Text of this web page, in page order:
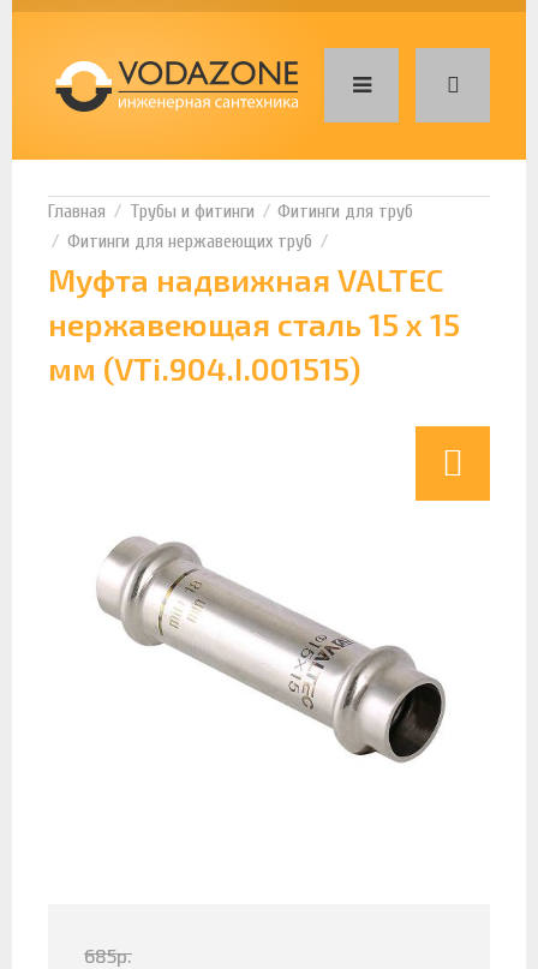
Трубы и фитинги
Фитинги для труб
Фитинги для нержавеющих труб
Муфта надвижная VALTEC
нержавеющая сталь 15 x 15
мм (VTi.904.I.001515)
685р.